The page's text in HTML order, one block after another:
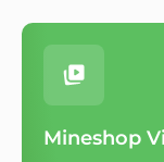
Mineshop